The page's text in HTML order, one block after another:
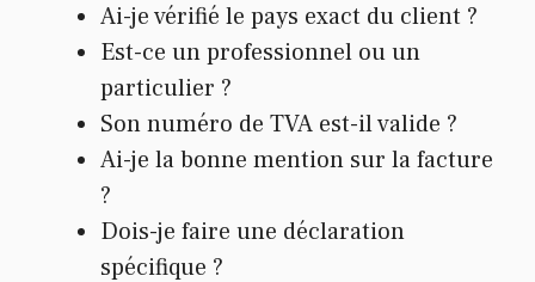
Ai-je vérifié le pays exact du client ?
Est-ce un professionnel ou un
particulier ?
Son numéro de TVA est-il valide ?
Ai-je la bonne mention sur la facture
?
Dois-je faire une déclaration
spécifique ?